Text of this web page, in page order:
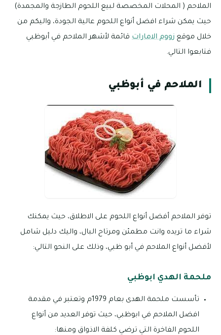
الملاحم ( المحلات المخصصة لبيع اللحوم الطازجة والمجمدة)
حيث يمكن شراء افضل أنواع اللحوم عالية الجودة، واليكم من
خلال موقع زووم الامارات قائمة لأشهر الملاحم في أبوظبي
فتابعوا التالي.
الملاحم في أبوظبي
توفر الملاحم أفضل أنواع اللحوم على الاطلاق، حيث يمكنك
شراء ما تريده وانت مطمئن ومرتاح البال، واليك دليل شامل
لأفضل أنواع الملاحم في أبو ظبي، وذلك على النحو التالي:
ملحمة الهدي ابوظبي
تأسست ملحمة الهدى بعام 1979م وتعتبر في مقدمة
افضل الملاحم في ابوظبي، حيث توفر العديد من أنواع
اللحوم الفاخرة التي ترضي كلفة الاذواق ومنها: